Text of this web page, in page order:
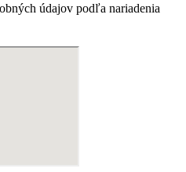
údajov podľa nariadenia